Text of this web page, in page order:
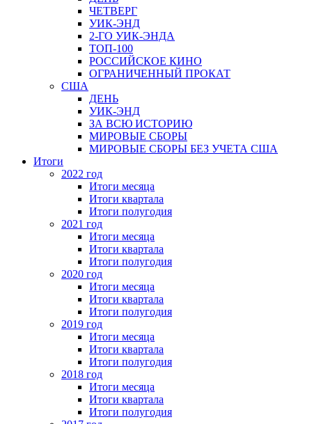
ЧЕТВЕРГ
УИК-ЭНД
2-ГО УИК-ЭНДА
ТОП-100
РОССИЙСКОЕ КИНО
ОГРАНИЧЕННЫЙ ПРОКАТ
США
ДЕНЬ
УИК-ЭНД
ЗА ВСЮ ИСТОРИЮ
МИРОВЫЕ СБОРЫ
МИРОВЫЕ СБОРЫ БЕЗ УЧЕТА США
Итоги
2022 год
Итоги месяца
Итоги квартала
Итоги полугодия
2021 год
Итоги месяца
Итоги квартала
Итоги полугодия
2020 год
Итоги месяца
Итоги квартала
Итоги полугодия
2019 год
Итоги месяца
Итоги квартала
Итоги полугодия
2018 год
Итоги месяца
Итоги квартала
Итоги полугодия